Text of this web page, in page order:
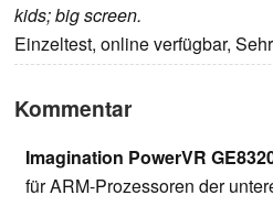
kids; big screen.
Einzeltest, online verfügbar,
Kommentar
Imagination PowerVR
für ARM-Prozessoren der